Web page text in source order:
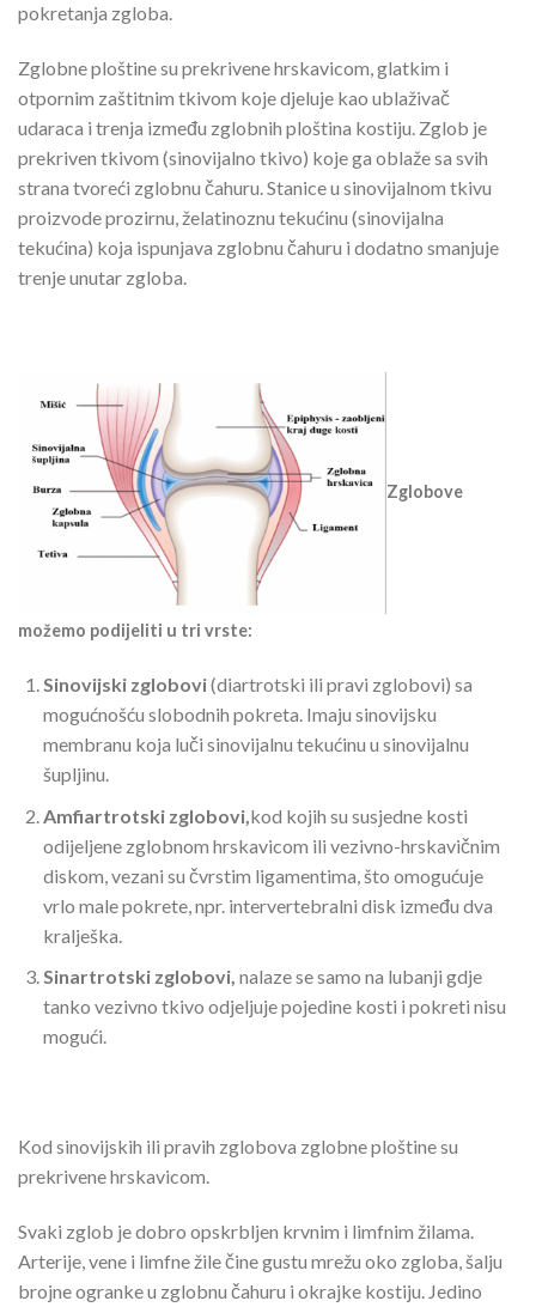
pokretanja zgloba.
Zglobne ploštine su prekrivene hrskavicom, glatkim i
otpornim zaštitnim tkivom koje djeluje kao ublaživač
udaraca i trenja između zglobnih ploština kostiju. Zglob je
prekriven tkivom (sinovijalno tkivo) koje ga oblaže sa svih
strana tvoreći zglobnu čahuru. Stanice u sinovijalnom tkivu
proizvode prozirnu, želatinoznu tekućinu (sinovijalna
tekućina) koja ispunjava zglobnu čahuru i dodatno smanjuje
trenje unutar zgloba.
Zglobove
možemo podijeliti u tri vrste:
Sinovijski zglobovi(diartrotski ili pravi zglobovi) sa
mogućnošću slobodnih pokreta. Imaju sinovijsku
membranu koja luči sinovijalnu tekućinu u sinovijalnu
šupljinu.
Amfiartrotski zglobovi, kod kojih su susjedne kosti
odijeljene zglobnom hrskavicom ili vezivno-hrskavičnim
diskom, vezani su čvrstim ligamentima, što omogućuje
vrlo male pokrete, npr. intervertebralni disk između dva
kralješka.
Sinartrotski zglobovi, nalaze se samo na lubanji gdje
tanko vezivno tkivo odjeljuje pojedine kosti i pokreti nisu
mogući.
Kod sinovijskih ili pravih zglobova zglobne ploštine su
prekrivene hrskavicom.
Svaki zglob je dobro opskrbljen krvnim i limfnim žilama.
Arterije, vene i limfne žile čine gustu mrežu oko zgloba, šalju
brojne ogranke u zglobnu čahuru i okrajke kostiju. Jedino